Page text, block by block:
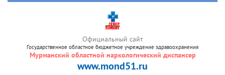
Официальный сайт
Государственное областное бюджетное учреждение здравоохранения
Мурманский областной наркологический диспансер
www.mond51.ru